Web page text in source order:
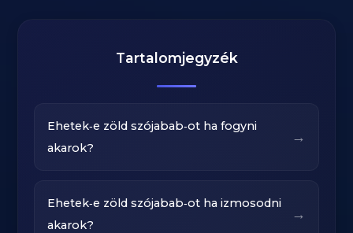
Tartalomjegyzék
Ehetek‑e zöld szójabab‑ot ha fogyni
akarok?
→
Ehetek‑e zöld szójabab‑ot ha izmosodni
akarok?
→